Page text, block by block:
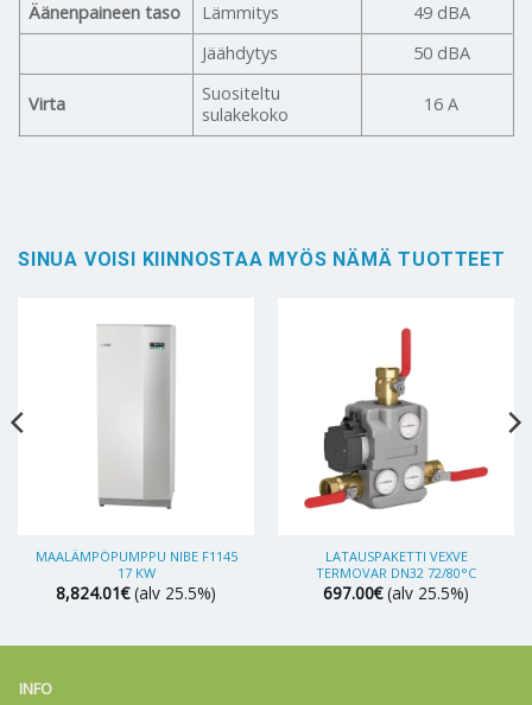
Äänenpaineen taso
Lämmitys
49 dBA
Jäähdytys
50 dBA
Virta
Suositeltu
sulakekoko
16 A
SINUA VOISI KIINNOSTAA MYÖS NÄMÄ TUOTTEET
MAALÄMPÖPUMPPU NIBE F1145
17 KW
8,824.01€ (alv 25.5%)
LATAUSPAKETTI VEXVE
TERMOVAR DN32 72/80°C
697.00€ (alv 25.5%)
INFO